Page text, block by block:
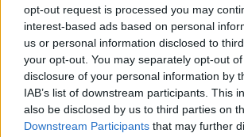
opt-out request is processed you may
interest-based ads based on personal
us or personal information disclosed to
your opt-out. You may separately opt-out
disclosure of your personal information by
IAB’s list of downstream participants. This
also be disclosed by us to third parties on
Downstream Participants that may further
Incidentul cu drona de la
reacții vehemente. Rusia
de atac hibrid